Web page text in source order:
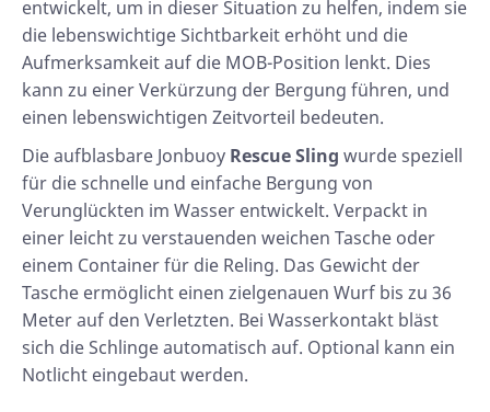
entwickelt, um in dieser Situation zu helfen, indem sie
die lebenswichtige Sichtbarkeit erhöht und die
Aufmerksamkeit auf die MOB-Position lenkt. Dies
kann zu einer Verkürzung der Bergung führen, und
einen lebenswichtigen Zeitvorteil bedeuten.
Die aufblasbare Jonbuoy Rescue Sling wurde speziell
für die schnelle und einfache Bergung von
Verunglückten im Wasser entwickelt. Verpackt in
einer leicht zu verstauenden weichen Tasche oder
einem Container für die Reling. Das Gewicht der
Tasche ermöglicht einen zielgenauen Wurf bis zu 36
Meter auf den Verletzten. Bei Wasserkontakt bläst
sich die Schlinge automatisch auf. Optional kann ein
Notlicht eingebaut werden.